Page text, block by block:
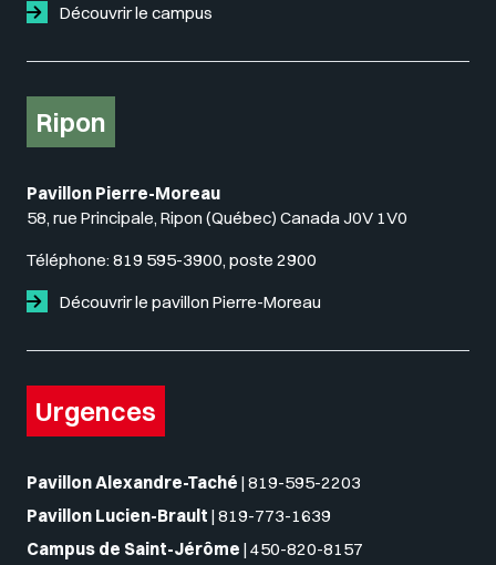
Découvrir le campus
Ripon
Pavillon Pierre-Moreau
58, rue Principale, Ripon (Québec) Canada J0V 1V0
Téléphone: 819 595-3900, poste 2900
Découvrir le pavillon Pierre-Moreau
Urgences
Pavillon Alexandre-Taché | 819-595-2203
Pavillon Lucien-Brault | 819-773-1639
Campus de Saint-Jérôme | 450-820-8157